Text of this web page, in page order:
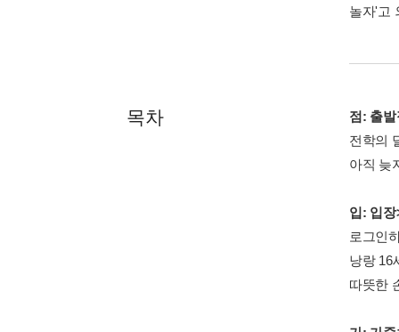
놀자'고
목차
점: 출
전학의
아직 늦
입: 입
로그인
낭랑 16
따뜻한